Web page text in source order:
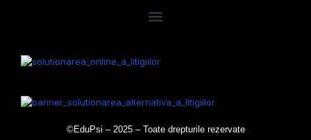
©EduPsi – 2025 – Toate drepturile rezervate